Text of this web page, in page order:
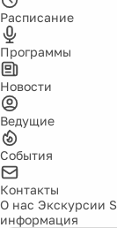
Расписание
Программы
Новости
Ведущие
События
Контакты
О нас Экскурсии
информация